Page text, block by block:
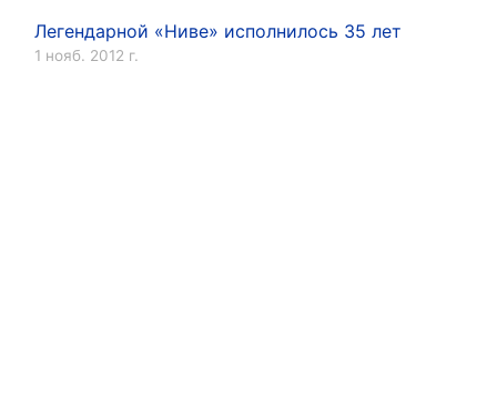
Легендарной «Ниве» исполнилось 35 лет
1 нояб. 2012 г.